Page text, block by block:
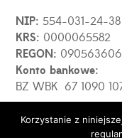
Korzystanie z
NIP:554-031-24-38
KRS: 0000065582
REGON: 090563606
Konto bankowe:
BZ WBK 67 1090